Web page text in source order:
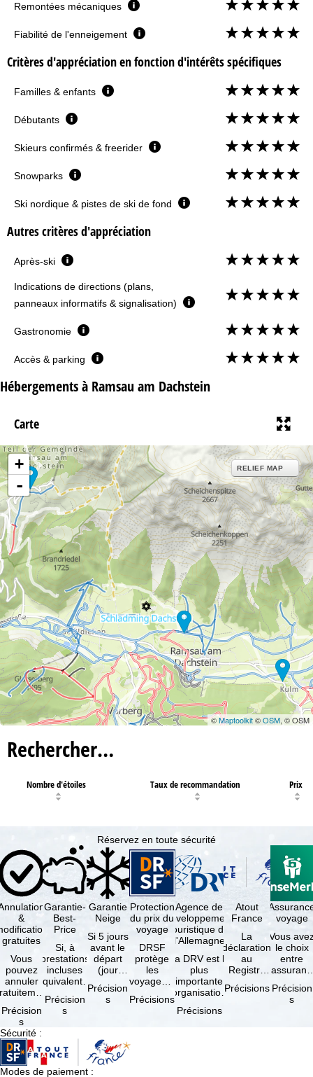
Remontées mécaniques
Fiabilité de l'enneigement
Critères d'appréciation en fonction d'intérêts spécifiques
Familles & enfants
Débutants
Skieurs confirmés & freerider
Snowparks
Ski nordique & pistes de ski de fond
Autres critères d'appréciation
Après-ski
Indications de directions (plans,
panneaux informatifs & signalisation)
Gastronomie
Accès & parking
Hébergements à Ramsau am Dachstein
Carte
+
-
RELIEF MAP
©Maptoolkit©OSM, © OSM
Rechercher…
Nombre d'étoiles Taux de recommandation Prix
Réservez en toute sécurité
&
gratuites
Vous
pouvez
annuler
suivant
la
à …
Précision
s
Garantie-
Best-
Price
Si, à
prestations
incluses
équivalentes
réserve de
disponibilités,
Précision
s
Garantie
Neige
Si 5 jours
avant le
départ
(jour
d'arrivée),
tous les
domaines
Précision
s
Protection
du prix du
voyage
DRSF
protège
les
voyageurs
réservent
Précisions
Agence de
développement
touristique de
l'Allemagne
La DRV est la
plus
importante
organisation
professionnels
Précisions
Atout
France
La
déclaration
au
Registre
Opérateurs
Précisions
voyage
Vous
le choix
entre
et
Précision
s
Sécurité :
Modes de paiement :